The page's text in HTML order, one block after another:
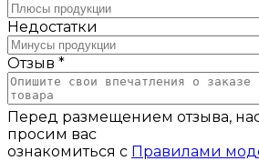
Недостатки
Отзыв *
Перед размещением отзыва,
просим вас
ознакомиться с Правилами